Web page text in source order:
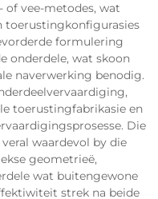
of vee-metodes, wat
toerustingkonfigurasies
formulering
onderdele, wat skoon
naverwerking benodig.
toerustingfabrikasie en
Die
waardevol by die
geometrieë,
wat buitengewone
strek na beide